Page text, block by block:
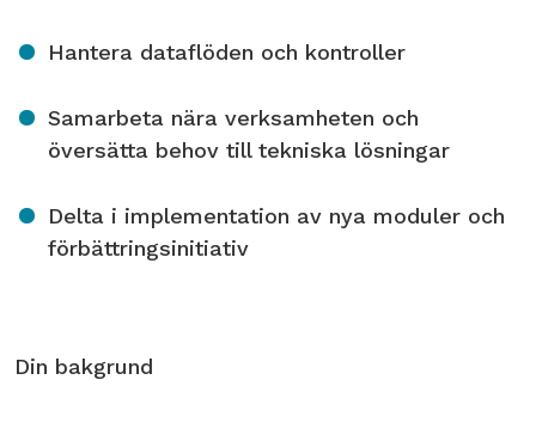
Hantera dataflöden och kontroller
Samarbeta nära verksamheten och
översätta behov till tekniska lösningar
Delta i implementation av nya moduler och
förbättringsinitiativ
Din bakgrund